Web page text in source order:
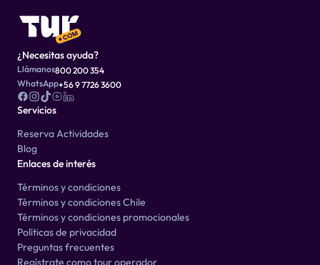
¿Necesitas ayuda?
Llámanos800 200 354
WhatsApp+56 9 7726 3600
Servicios
Reserva Actividades
Blog
Enlaces de interés
Términos y condiciones
Términos y condiciones Chile
Términos y condiciones promocionales
Políticas de privacidad
Preguntas frecuentes
Regístrate como tour operador